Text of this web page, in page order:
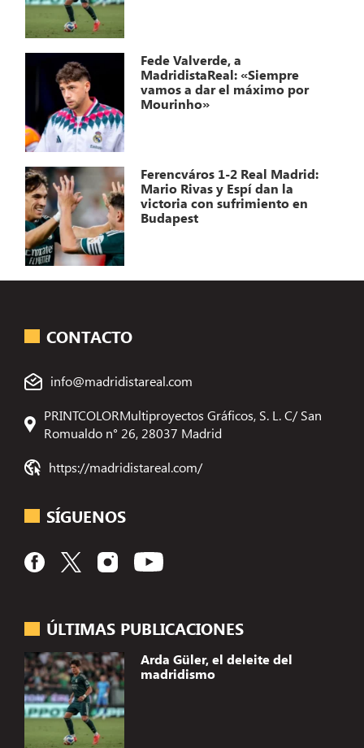
Fede Valverde, a
MadridistaReal: «Siempre
vamos a dar el máximo por
Mourinho»
Ferencváros 1-2 Real Madrid:
Mario Rivas y Espí dan la
victoria con sufrimiento en
Budapest
ÚLTIMAS PUBLICACIONES
Arda Güler, el deleite del
madridismo
CONTACTO
info@madridistareal.com
PRINTCOLORMultiproyectos Gráficos, S. L. C/ San
Romualdo n° 26, 28037 Madrid
https://madridistareal.com/
SÍGUENOS